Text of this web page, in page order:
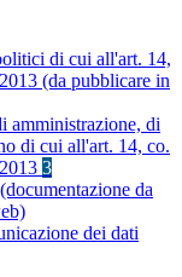
di cui all'art. 14,
(da pubblicare in
amministrazione, di
di cui all'art. 14, co.
3
da
dei dati